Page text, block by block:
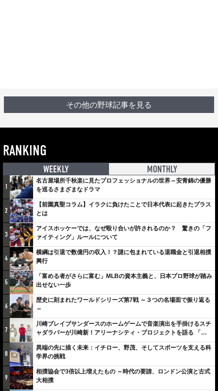
その他の野球記事を見る
RANKING
WEEKLY MONTHLY
1
名古屋場所千秋楽に見たプロフェッショナルの世界～安青錦の優勝
を巡るさまざまなドラマ
2
【前園真聖コラム】イラクに負けたことで日本代表に起きたプラス
とは
3
アイスホッケーでは、なぜ殴り合いが許されるのか？ 驚きの「フ
ァイティング」ルールについて
4
横綱は引退で数億円の収入！？謎に包まれている退職金と引退相撲
興行
5
「富める者がさらに富む」MLBの資本主義と、日本プロ野球が踏み
出せない一歩
6
歴史に刻まれたワールドシリーズ第7戦 ～３つの名場面で振り返る
～
7
川崎ブレイブサンダースのホームゲームで音楽演出を手掛けるスチ
ャダラパーが川崎新！アリーナシティ・プロジェクトを語る 「楽
しみでしかないでしょ。川崎は、ずっと成長曲線だから」
8
異端の先に描く未来：イチロー、野茂、そしてスポーツを支える科
学界の挑戦
9
相撲協会で3倍以上増えたもの ～時代の要請、ロンドン公演と古式
大相撲